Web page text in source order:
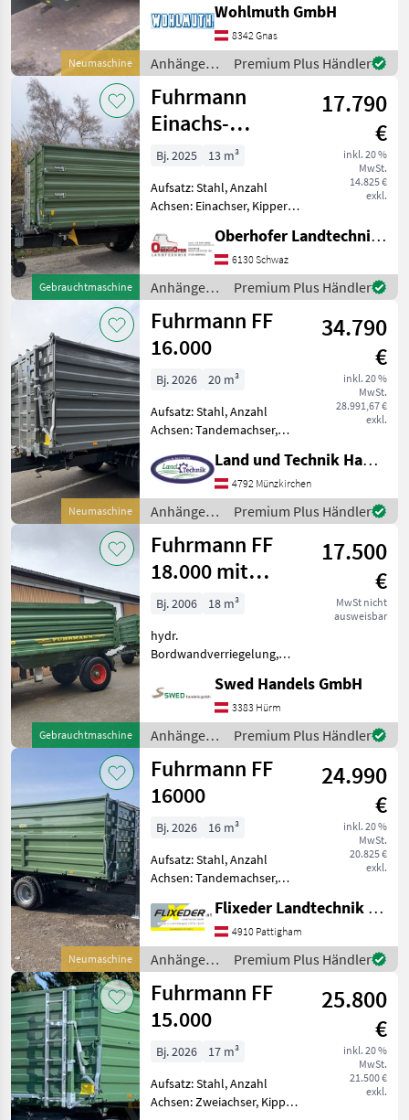
Neumaschine
Kipper, Bremse:
Druckluftbremse, Pendel-
Bordwände, Typenschein,
Sattelstützwinde
Fuhrmann FF 10.500
Wohlmuth GmbH
8342 Gnas
Anhänger /
Fuhrmann
Premium Plus Händler
Gebrauchtmaschine
Fuhrmann
Einachs-
Dreiseitenkipper
FF 8.000
17.790
€
inkl. 20 %
MwSt.
14.825 €
exkl.
Bj. 2025
13 m³
Aufsatz: Stahl, Anzahl
Achsen: Einachser, Kipper-
Bremse: Hydraulische
Bremse, Pendel-
Bordwände, Typenschein
Fuhrmann Einachs-3S-
Kipper - höc
Oberhofer Landtechnik GmbH
6130 Schwaz
Anhänger /
Fuhrmann
Premium Plus Händler
Neumaschine
Fuhrmann FF
16.000
34.790
€
inkl. 20 %
MwSt.
28.991,67 €
exkl.
Bj. 2026
20 m³
Aufsatz: Stahl, Anzahl
Achsen: Tandemachser,
Kipper, Bremse:
Druckluftbremse, Pendel-
Bordwände, Typenschein,
Hydraulischer Stützfuß •
Fassungsver
Land und Technik HandelsgesmbH
4792 Münzkirchen
Anhänger /
Fuhrmann
Premium Plus Händler
Gebrauchtmaschine
Fuhrmann FF
18.000 mit
Hydraulischer
Seitenwandklappung
17.500
€
MwSt nicht
ausweisbar
Bj. 2006
18 m³
hydr.
Bordwandverriegelung,
Typenschein 2 x 60er
Wände + 12 cm Aufsatz FR
links Hydraulische
Bordwand Bereifung 385/65
R22, 5 2 Zylinder 40 km/h
Swed Handels GmbH
3383 Hürm
Anhänger /
Fuhrmann
Premium Plus Händler
Neumaschine
Fuhrmann FF
16000
24.990
€
inkl. 20 %
MwSt.
20.825 €
exkl.
Bj. 2026
16 m³
Aufsatz: Stahl, Anzahl
Achsen: Tandemachser,
Kipper, Bremse:
Druckluftbremse, Pendel-
Bordwände, Typenschein,
Sattelstützwinde
Technische Daten:
Flixeder Landtechnik GmbH
4910 Pattigham
Anhänger /
Fuhrmann
Premium Plus Händler
Fuhrmann FF
15.000
25.800
€
inkl. 20 %
MwSt.
21.500 €
exkl.
Bj. 2026
17 m³
Aufsatz: Stahl, Anzahl
Achsen: Zweiachser, Kipper-